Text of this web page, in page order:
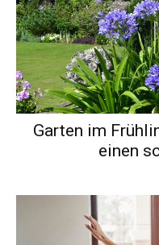
Garten im
einen